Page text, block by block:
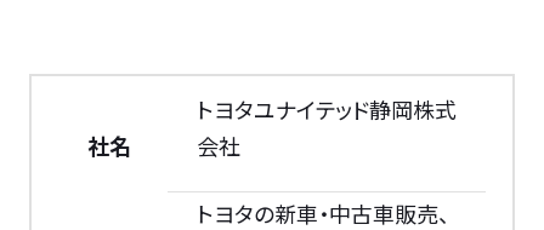
社名
トヨタユナイテッド静岡株式
会社
トヨタの新車・中古車販売、